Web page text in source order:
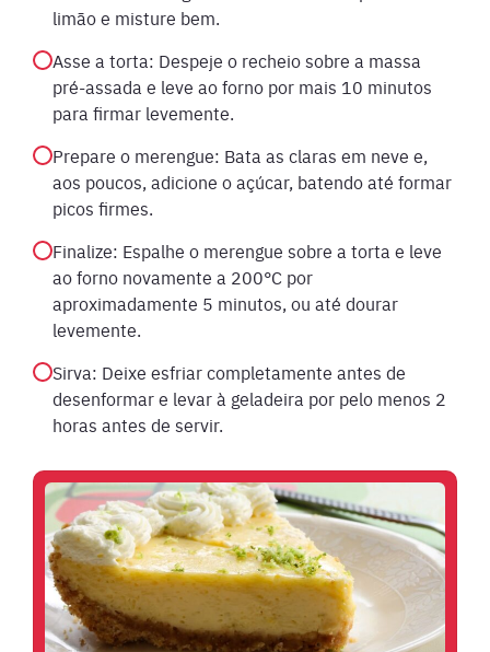
limão e misture bem.
Asse a torta: Despeje o recheio sobre a massa
pré-assada e leve ao forno por mais 10 minutos
para firmar levemente.
Prepare o merengue: Bata as claras em neve e,
aos poucos, adicione o açúcar, batendo até formar
picos firmes.
Finalize: Espalhe o merengue sobre a torta e leve
ao forno novamente a 200°C por
aproximadamente 5 minutos, ou até dourar
levemente.
Sirva: Deixe esfriar completamente antes de
desenformar e levar à geladeira por pelo menos 2
horas antes de servir.